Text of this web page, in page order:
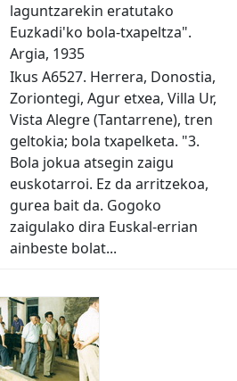
laguntzarekin eratutako
Euzkadi'ko bola-txapeltza".
Argia, 1935
Ikus A6527. Herrera, Donostia,
Zoriontegi, Agur etxea, Villa Ur,
Vista Alegre (Tantarrene), tren
geltokia; bola txapelketa. "3.
Bola jokua atsegin zaigu
euskotarroi. Ez da arritzekoa,
gurea bait da. Gogoko
zaigulako dira Euskal-errian
ainbeste bolat...